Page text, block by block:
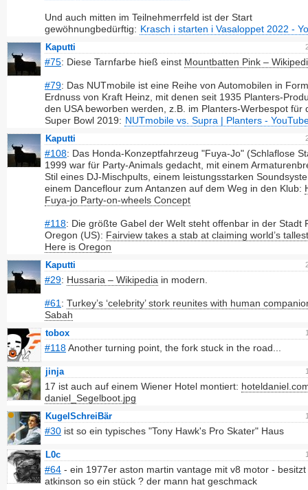
Und auch mitten im Teilnehmerrfeld ist der Start
gewöhnungbedürftig: Krasch i starten i Vasaloppet 2022 -
Kaputti
#75: Diese Tarnfarbe hieß einst Mountbatten Pink –
#79: Das NUTmobile ist eine Reihe von Automobilen in
Erdnuss von Kraft Heinz, mit denen seit 1935 Planters-
den USA beworben werden, z.B. im Planters-Werbespot für
Super Bowl 2019: NUTmobile vs. Supra | Planters -
Kaputti
#108: Das Honda-Konzeptfahrzeug "Fuya-Jo" (Schlaflose
1999 war für Party-Animals gedacht, mit einem
Stil eines DJ-Mischpults, einem leistungsstarken
einem Danceflour zum Antanzen auf dem Weg in den Klub:
Fuya-jo Party-on-wheels Concept
#118: Die größte Gabel der Welt steht offenbar in der Stadt
Oregon (US): Fairview takes a stab at claiming world’s
Here is Oregon
Kaputti
#29: Hussaria – Wikipedia in modern.
#61 : Turkey’s ‘celebrity’ stork reunites with human
Sabah
tobox
#118Another turning point, the fork stuck in the road...
jinja
17 ist auch auf einem Wiener Hotel montiert:
daniel_Segelboot.jpg
KugelSchreiBär
#30 ist so ein typisches "Tony Hawk's Pro Skater" Haus
L0c
#64 - ein 1977er aston martin vantage mit v8 motor -
atkinson so ein stück ? der mann hat geschmack